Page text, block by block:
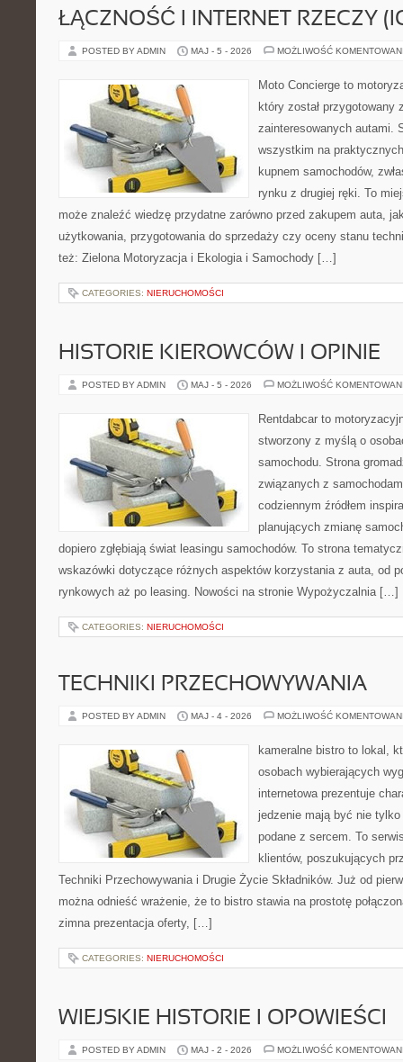
ŁĄCZNOŚĆ I INTERNET RZECZY
POSTED BY ADMIN MAJ - 5 - 2026 MOŻLIWOŚĆ
Moto Concierge to
który został przygotowany
zainteresowanych autami.
wszystkim na
kupnem samochodów,
rynku z drugiej ręki. To
może znaleźć wiedzę przydatne zarówno przed zakupem auta,
użytkowania, przygotowania do sprzedaży czy oceny stanu
też: Zielona Motoryzacja i Ekologia i Samochody […]
CATEGORIES: NIERUCHOMOŚCI
HISTORIE KIEROWCÓW I OPINIE
POSTED BY ADMIN MAJ - 5 - 2026 MOŻLIWOŚĆ
Rentdabcar to
stworzony z myślą o
samochodu. Strona
związanych z
codziennym źródłem
planujących zmianę
dopiero zgłębiają świat leasingu samochodów. To strona
wskazówki dotyczące różnych aspektów korzystania z auta, od
rynkowych aż po leasing. Nowości na stronie Wypożyczalnia […]
CATEGORIES: NIERUCHOMOŚCI
TECHNIKI PRZECHOWYWANIA
POSTED BY ADMIN MAJ - 4 - 2026 MOŻLIWOŚĆ
kameralne bistro to lokal,
osobach wybierających
internetowa prezentuje
jedzenie mają być nie
podane z sercem. To
klientów, poszukujących
Techniki Przechowywania i Drugie Życie Składników. Już od
można odnieść wrażenie, że to bistro stawia na prostotę
zimna prezentacja oferty, […]
CATEGORIES: NIERUCHOMOŚCI
WIEJSKIE HISTORIE I OPOWIEŚCI
POSTED BY ADMIN MAJ - 2 - 2026 MOŻLIWOŚĆ